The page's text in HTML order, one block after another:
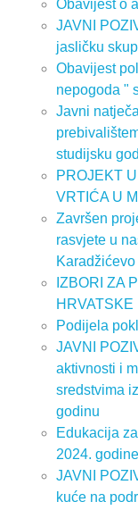
Obavijest o
JAVNI
jasličku
Obavijest
nepogoda "
Javni
studijsku
PROJEKT
VRTIĆA U
Završen
rasvjete u
Karadžićevo
IZBORI ZA
HRVATSKE
Podijela
JAVNI
aktivnosti i
sredstvima
godinu
Edukacija
2024. godine
JAVNI
kuće na